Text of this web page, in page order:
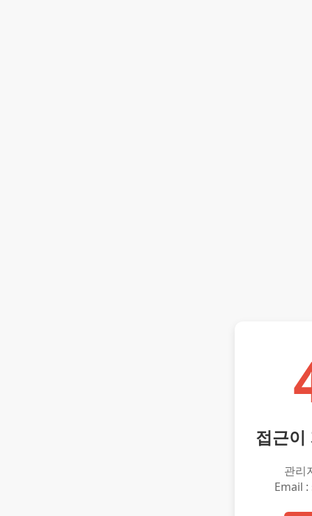
접근이
관리
Email